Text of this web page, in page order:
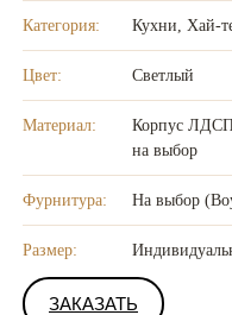
Категория: Кухни, Хай-
Цвет: Светлый
Материал:
Корпус
на выбор
Фурнитура: На выбор
Размер:
ЗАКАЗАТЬ